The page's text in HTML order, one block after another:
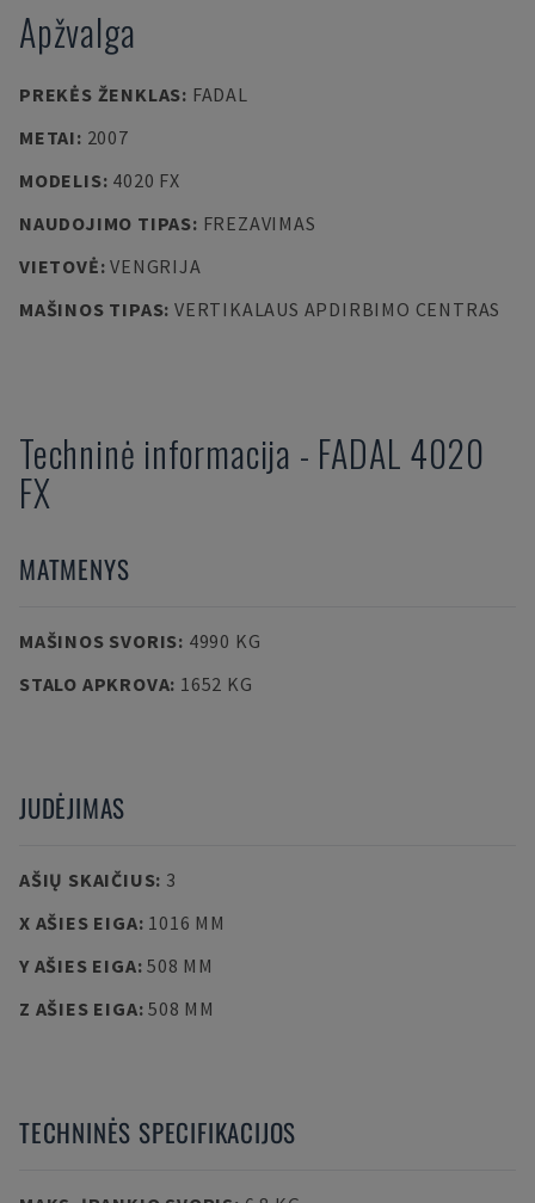
Apžvalga
PREKĖS ŽENKLAS: FADAL
METAI: 2007
MODELIS: 4020 FX
NAUDOJIMO TIPAS: FREZAVIMAS
VIETOVĖ:VENGRIJA
MAŠINOS TIPAS: VERTIKALAUS APDIRBIMO CENTRAS
Techninė informacija - FADAL 4020
FX
MATMENYS
MAŠINOS SVORIS: 4990 KG
STALO APKROVA: 1652 KG
JUDĖJIMAS
AŠIŲ SKAIČIUS: 3
X AŠIES EIGA: 1016 MM
Y AŠIES EIGA:508 MM
Z AŠIES EIGA:508 MM
TECHNINĖS SPECIFIKACIJOS